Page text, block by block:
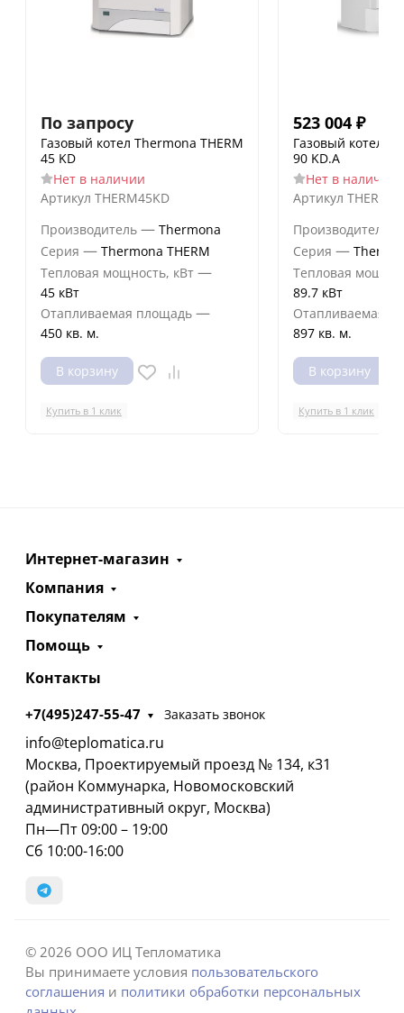
По запросу
Газовый котел Thermona THERM
45 KD
Нет в наличии
Артикул THERM45KD
Производитель — Thermona
Серия — Thermona THERM
Тепловая мощность, кВт —
45 кВт
Отапливаемая площадь —
450 кв. м.
В корзину
Купить в 1 клик
523 004 ₽
Газовый котел
90 KD.A
Нет в наличии
Артикул
Производитель
Серия —
Тепловая
89.7 кВт
Отапливаемая
897 кв. м.
В корзину
Купить в 1 клик
Интернет-магазин
Компания
Покупателям
Помощь
Контакты
+7(495)247-55-47 Заказать звонок
info@teplomatica.ru
Москва, Проектируемый проезд № 134, к31
(район Коммунарка, Новомосковский
административный округ, Москва)
Пн—Пт 09:00 – 19:00
Сб 10:00-16:00
© 2026 ООО ИЦ Тепломатика
Вы принимаете условия пользовательского
соглашения и политики обработки персональных